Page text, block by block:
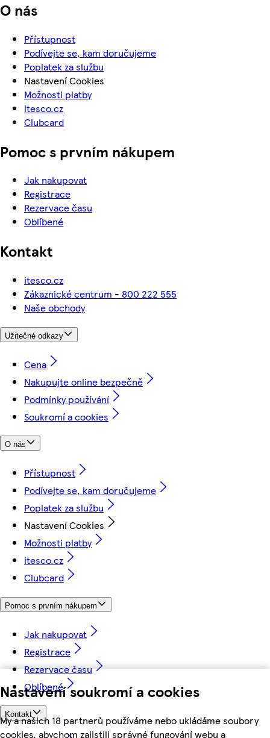
Nastavení soukromí a cookies
My a našich 18 partnerů používáme nebo ukládáme soubory
cookies, abychom zajistili správné fungování webu a
O nás
Přístupnost
Podívejte se, kam doručujeme
Poplatek za službu
Nastavení Cookies
Možnosti platby
itesco.cz
Clubcard
Pomoc s prvním nákupem
Jak nakupovat
Registrace
Rezervace času
Oblíbené
Kontakt
itesco.cz
Zákaznické centrum - 800 222 555
Naše obchody
Užitečné odkazy
Cena
Nakupujte online bezpečně
Podmínky používání
Soukromí a cookies
O nás
Přístupnost
Podívejte se, kam doručujeme
Poplatek za službu
Nastavení Cookies
Možnosti platby
itesco.cz
Clubcard
Pomoc s prvním nákupem
Jak nakupovat
Registrace
Rezervace času
Oblíbené
Kontakt